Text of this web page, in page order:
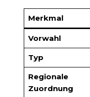
Merkmal
Vorwahl
Typ
Regionale
Zuordnung